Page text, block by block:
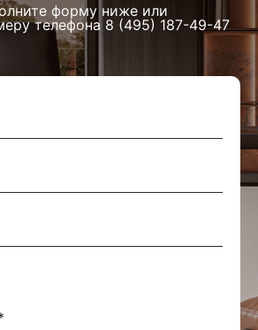
форму ниже или
телефона 8 (495) 187-49-47